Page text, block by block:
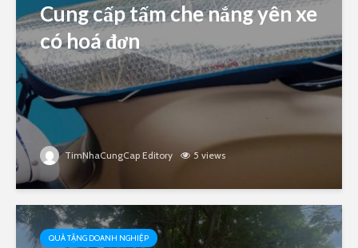
Cung cấp tấm che nắng yên xe
có hoá đơn
TimNhaCungCap Editory 5 views
QUÀ TẶNG DOANH NGHIỆP